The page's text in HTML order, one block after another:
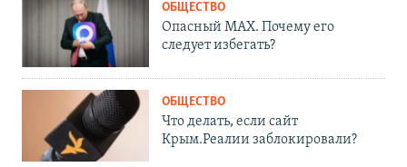
ОБЩЕСТВО
Опасный MAX. Почему его
следует избегать?
ОБЩЕСТВО
Что делать, если сайт
Крым.Реалии заблокировали?